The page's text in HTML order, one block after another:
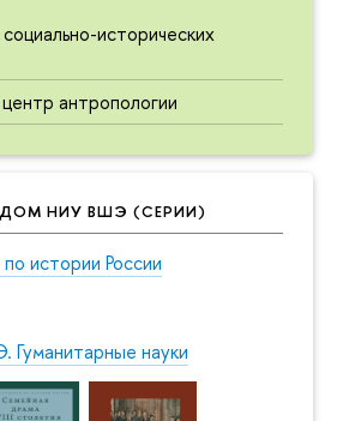
исторических
антропологии
НИУ ВШЭ (СЕРИИ)
истории России
науки